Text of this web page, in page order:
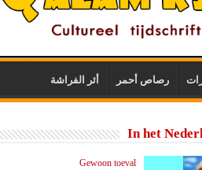
رصاص أحمر أثر الفراشة
In het
Gewoon toeval